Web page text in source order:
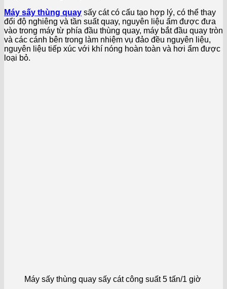
Máy sấy thùng quay sấy cát có cấu tạo hợp lý, có thể thay
đổi độ nghiêng và tần suất quay, nguyên liệu ẩm được đưa
vào trong máy từ phía đầu thùng quay, máy bắt đầu quay tròn
và các cánh bên trong làm nhiệm vụ đảo đều nguyên liệu,
nguyên liệu tiếp xúc với khí nóng hoàn toàn và hơi ẩm được
loại bỏ.
Máy sấy thùng quay sấy cát công suất 5 tấn/1 giờ